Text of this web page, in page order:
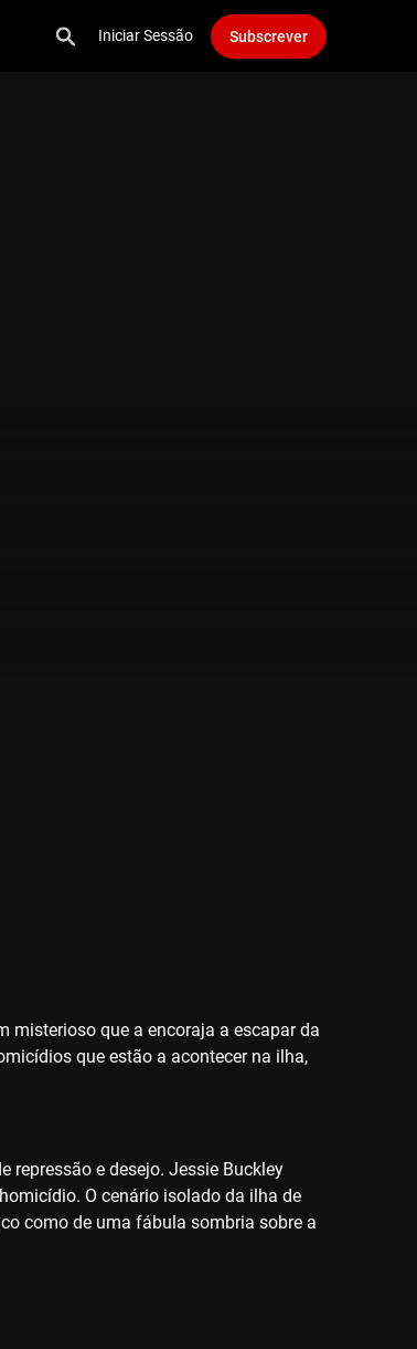
Iniciar Sessão Subscrever
misterioso que a encoraja a escapar da
que estão a acontecer na ilha,
repressão e desejo. Jessie Buckley
O cenário isolado da ilha de
como de uma fábula sombria sobre a